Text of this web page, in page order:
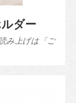
ダー
み上げは「ご